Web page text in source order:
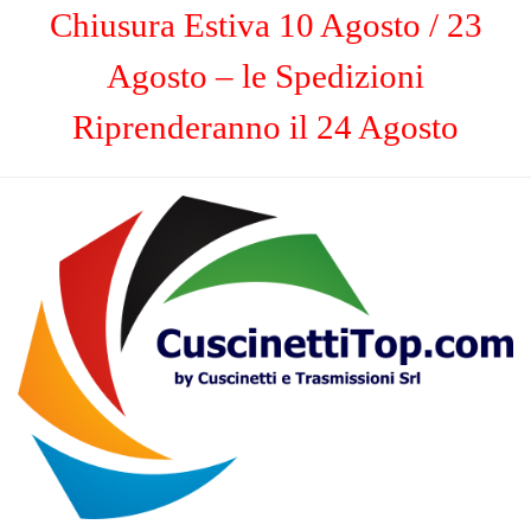
Chiusura Estiva 10 Agosto / 23
Agosto – le Spedizioni
Riprenderanno il 24 Agosto